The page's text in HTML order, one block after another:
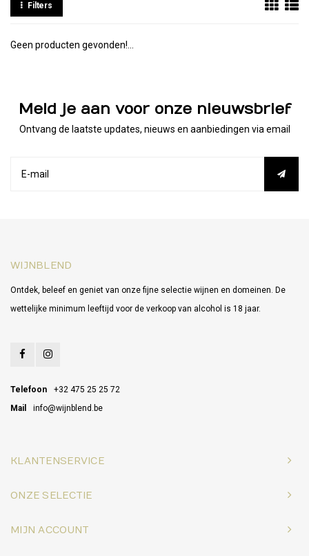
Filters
Geen producten gevonden!...
Meld je aan voor onze nieuwsbrief
Ontvang de laatste updates, nieuws en aanbiedingen via email
WIJNBLEND
Ontdek, beleef en geniet van onze fijne selectie wijnen en domeinen. De
wettelijke minimum leeftijd voor de verkoop van alcohol is 18 jaar.
Telefoon
+32 475 25 25 72
Mail
info@wijnblend.be
KLANTENSERVICE
ONZE SELECTIE
MIJN ACCOUNT